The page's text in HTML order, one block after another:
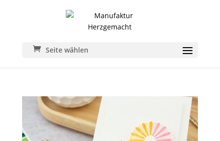
Seite wählen